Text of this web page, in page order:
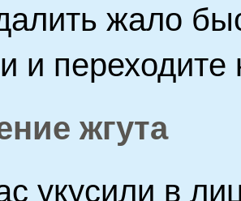
жало
и
жгута
укусили в